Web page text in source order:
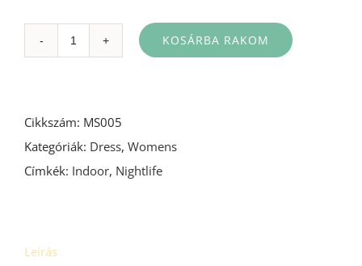
KOSÁRBA RAKOM
Cikkszám: MS005
Kategóriák: Dress, Womens
Címkék: Indoor, Nightlife
Leírás